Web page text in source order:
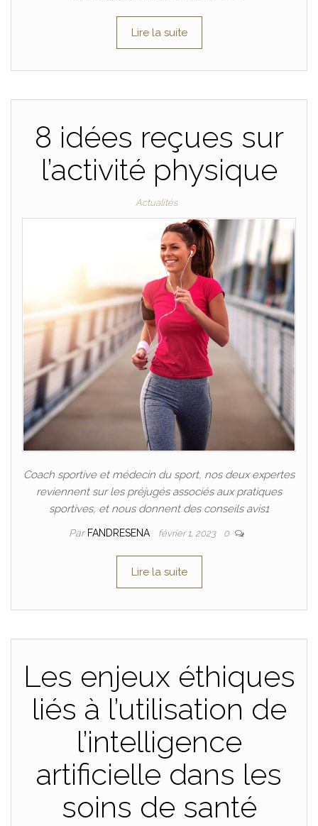
Lire la suite
8 idées reçues sur
l’activité physique
Actualités
Coach sportive et médecin du sport, nos deux expertes
reviennent sur les préjugés associés aux pratiques
sportives, et nous donnent des conseils avis1
Par FANDRESENA février 1, 2023 0
Lire la suite
Les enjeux éthiques
liés à l’utilisation de
l’intelligence
artificielle dans les
soins de santé